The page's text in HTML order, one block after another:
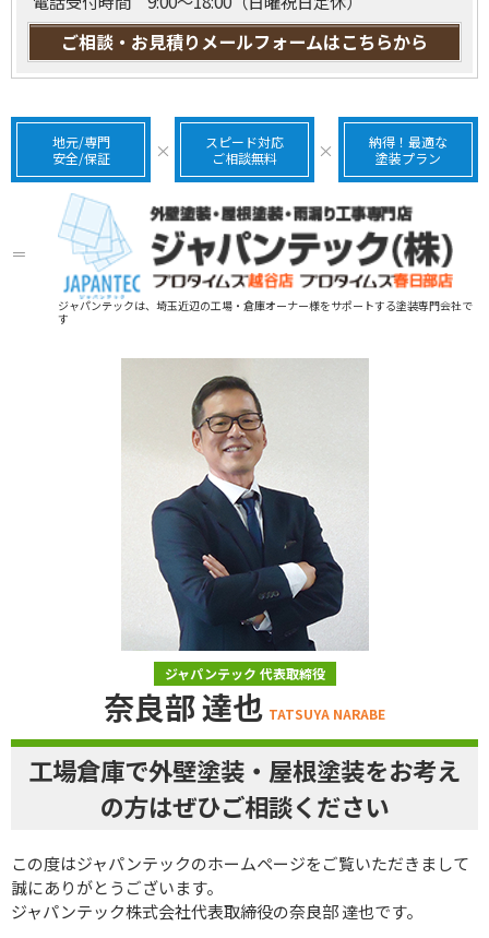
ご相談・お見積りメールフォームはこちらから
地元/専門
安全/保証
×
スピード対応
ご相談無料
×
納得！最適な
塗装プラン
＝
ジャパンテックは、埼玉近辺の工場・倉庫オーナー様をサポートする塗装専門会社で
す
ジャパンテック 代表取締役
奈良部 達也 TATSUYA NARABE
工場倉庫で外壁塗装・屋根塗装をお考え
の方はぜひご相談ください
この度はジャパンテックのホームページをご覧いただきまして
誠にありがとうございます。
ジャパンテック株式会社代表取締役の奈良部 達也です。